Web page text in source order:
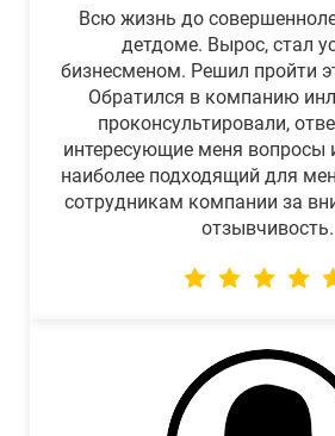
Всю жизнь до
детдоме. Вырос, стал
бизнесменом. Решил пройти
Обратился в компанию
проконсультировали,
интересующие меня вопросы
наиболее подходящий для
сотрудникам компании за
отзывчивость.